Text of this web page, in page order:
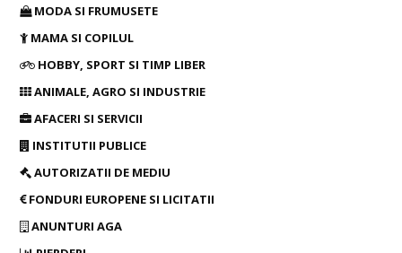
MODA SI FRUMUSETE
MAMA SI COPILUL
HOBBY, SPORT SI TIMP LIBER
ANIMALE, AGRO SI INDUSTRIE
AFACERI SI SERVICII
INSTITUTII PUBLICE
AUTORIZATII DE MEDIU
FONDURI EUROPENE SI LICITATII
ANUNTURI AGA